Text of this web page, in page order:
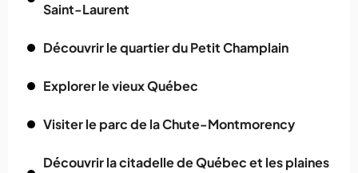
Saint-Laurent
Découvrir le quartier du Petit Champlain
Explorer le vieux Québec
Visiter le parc de la Chute-Montmorency
Découvrir la citadelle de Québec et les plaines